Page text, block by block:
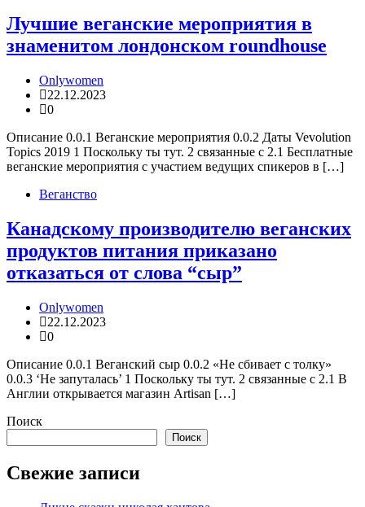
Лучшие веганские мероприятия в
знаменитом лондонском roundhouse
Onlywomen
22.12.2023
0
Описание 0.0.1 Веганские мероприятия 0.0.2 Даты Vevolution
Topics 2019 1 Поскольку ты тут. 2 связанные с 2.1 Бесплатные
веганские мероприятия с участием ведущих спикеров в […]
Веганство
Канадскому производителю веганских
продуктов питания приказано
отказаться от слова “сыр”
Onlywomen
22.12.2023
0
Описание 0.0.1 Веганский сыр 0.0.2 «Не сбивает с толку»
0.0.3 ‘Не запуталась’ 1 Поскольку ты тут. 2 связанные с 2.1 В
Англии открывается магазин Artisan […]
Поиск
Поиск
Свежие записи